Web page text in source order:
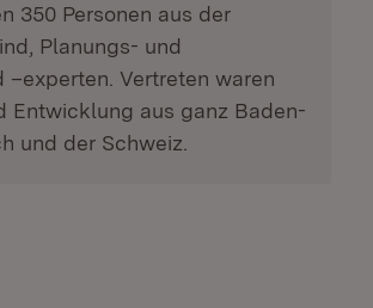
350 Personen aus der
Planungs- und
Vertreten waren
Entwicklung aus ganz Baden-
und der Schweiz.